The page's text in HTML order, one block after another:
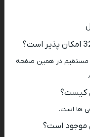
با لینک مستقیم در همین صفحه
کیست؟
ها است.
موجود است؟